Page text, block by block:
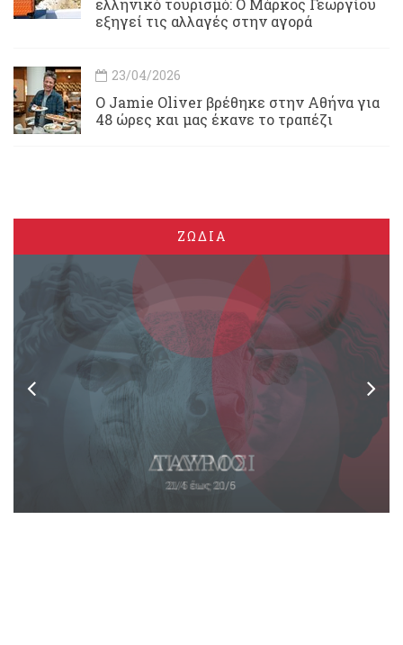
ελληνικό τουρισμό: Ο Μάρκος Γεωργίου
εξηγεί τις αλλαγές στην αγορά
23/04/2026
Ο Jamie Oliver βρέθηκε στην Αθήνα για
48 ώρες και μας έκανε το τραπέζι
ΖΩΔΙΑ